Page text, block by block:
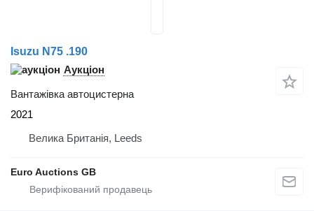
Isuzu N75 .190
Аукціон
Вантажівка автоцистерна
2021
Велика Британія, Leeds
Euro Auctions GB